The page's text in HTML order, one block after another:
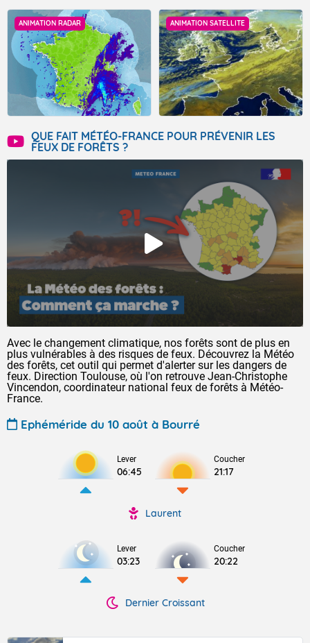
ANIMATION RADAR ANIMATION SATELLITE
QUE FAIT MÉTÉO-FRANCE POUR PRÉVENIR LES
FEUX DE FORÊTS ?
Avec le changement climatique, nos forêts sont de plus en
plus vulnérables à des risques de feux. Découvrez la Météo
des forêts, cet outil qui permet d'alerter sur les dangers de
feux. Direction Toulouse, où l'on retrouve Jean-Christophe
Vincendon, coordinateur national feux de forêts à Météo-
France.
Ephéméride du 10 août à Bourré
Lever
06:45
Coucher
21:17
Laurent
Lever
03:23
Coucher
20:22
Dernier Croissant